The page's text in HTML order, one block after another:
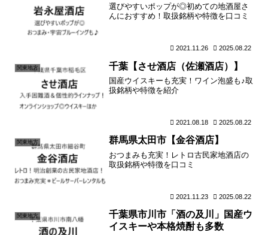
選びやすいポップが◎初めての地酒屋さ
んにおすすめ！取扱銘柄や特徴を口コミ
2021.11.26 2025.08.22
関東地方 千葉【させ酒店（佐瀬酒店）】
国産ウイスキーも充実！ワイン泡盛も♪取
扱銘柄や特徴を紹介
2021.08.18 2025.08.22
関東地方 群馬県太田市【金谷酒店】
おつまみも充実！レトロ古民家地酒店の
取扱銘柄や特徴を口コミ
2021.11.23 2025.08.22
関東地方
千葉県市川市「酒の及川」国産ウ
イスキーや本格焼酎も多数